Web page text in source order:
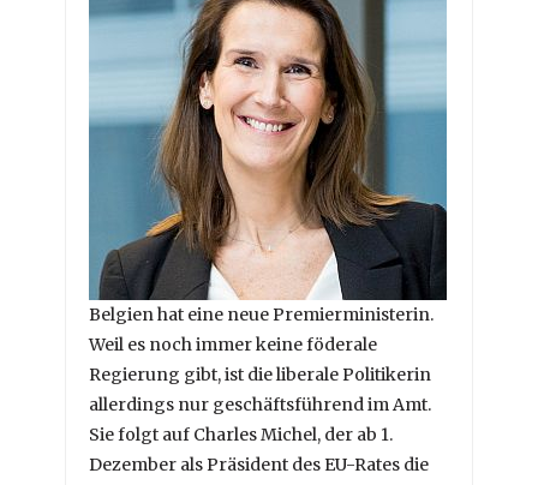
Belgien hat eine neue Premierministerin.
Weil es noch immer keine föderale
Regierung gibt, ist die liberale Politikerin
allerdings nur geschäftsführend im Amt.
Sie folgt auf Charles Michel, der ab 1.
Dezember als Präsident des EU-Rates die